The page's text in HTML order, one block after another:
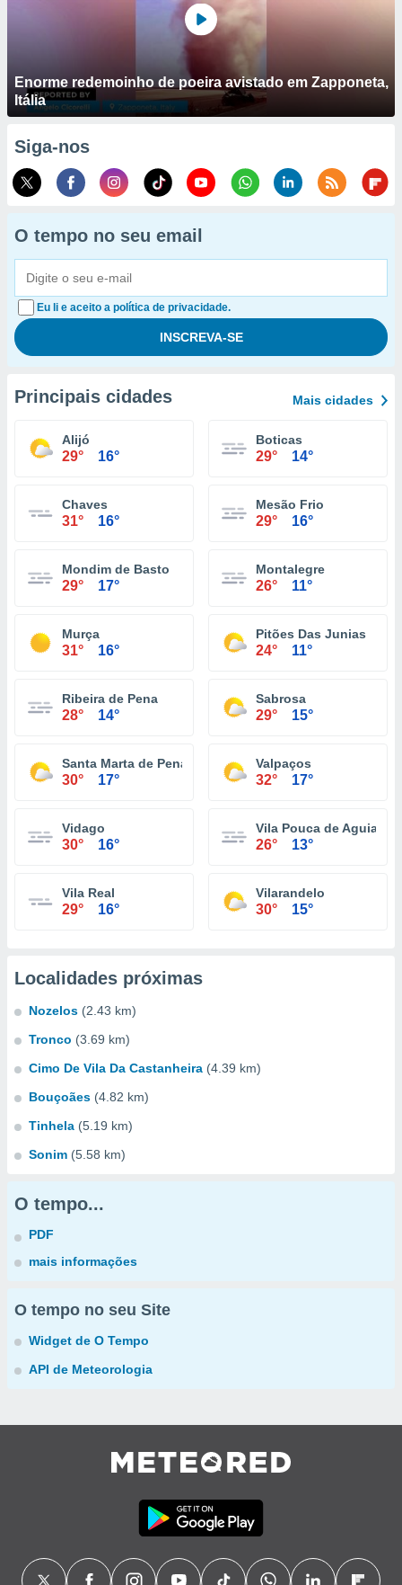
Enorme redemoinho de poeira avistado em Zapponeta,
Itália
Siga-nos
O tempo no seu email
Eu li e aceito a política de privacidade.
Principais cidades Mais cidades
Alijó
29° 16°
Boticas
29° 14°
Chaves
31° 16°
Mesão Frio
29° 16°
Mondim de Basto
29° 17°
Montalegre
26° 11°
Murça
31° 16°
Pitões Das Junias
24° 11°
Ribeira de Pena
28° 14°
Sabrosa
29° 15°
Santa Marta de Penaguião
30° 17°
Valpaços
32° 17°
Vidago
30° 16°
Vila Pouca de Aguiar
26° 13°
Vila Real
29° 16°
Vilarandelo
30° 15°
Localidades próximas
Nozelos (2.43 km)
Tronco (3.69 km)
Cimo De Vila Da Castanheira (4.39 km)
Bouçoães (4.82 km)
Tinhela (5.19 km)
Sonim (5.58 km)
O tempo...
PDF
mais informações
O tempo no seu Site
Widget de O Tempo
API de Meteorologia